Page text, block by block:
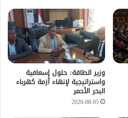
وزير الطاقة: حلول إسعافية
واستراتيجية لإنهاء أزمة كهرباء
البحر الأحمر
2026-08-05